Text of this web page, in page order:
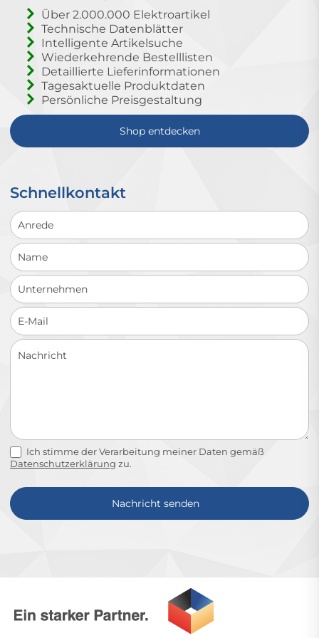
Über 2.000.000 Elektroartikel
Technische Datenblätter
Intelligente Artikelsuche
Wiederkehrende Bestelllisten
Detaillierte Lieferinformationen
Tagesaktuelle Produktdaten
Persönliche Preisgestaltung
Shop entdecken
Schnellkontakt
Schnellkontakt
Ich stimme der Verarbeitung meiner Daten gemäß
Datenschutzerklärung zu.
Nachricht senden